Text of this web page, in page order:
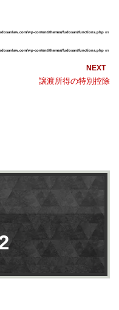
wp-content/themes/fudosan/functions.php on
wp-content/themes/fudosan/functions.php on
譲渡所得の特別控除